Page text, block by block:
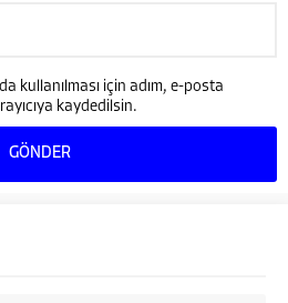
kullanılması için adım, e-posta
kaydedilsin.